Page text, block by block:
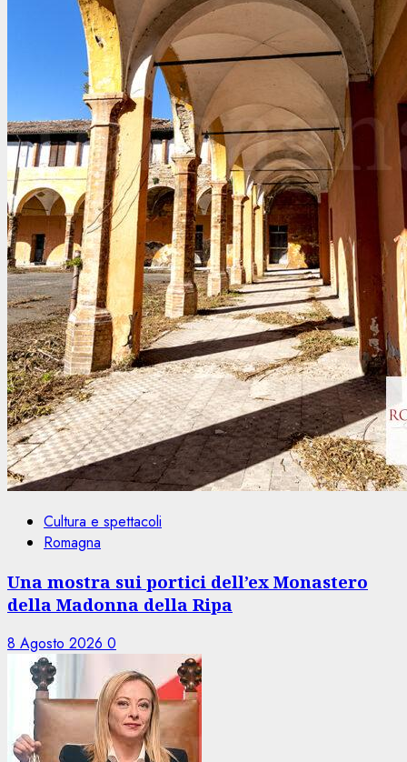
Cultura e spettacoli
Romagna
Una mostra sui portici dell’ex Monastero
della Madonna della Ripa
8 Agosto 2026 0